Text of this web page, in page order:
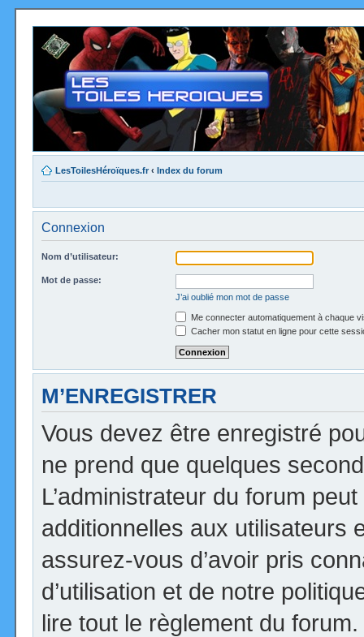
LesToilesHéroïques.fr ‹ Index du forum
Connexion
Nom d’utilisateur:
Mot de passe:
J’ai oublié mon mot de passe
Me connecter automatiquement à chaque
Cacher mon statut en ligne pour cette
M’ENREGISTRER
Vous devez être enregistré
ne prend que quelques
L’administrateur du forum
additionnelles aux utilisateurs
assurez-vous d’avoir pris
d’utilisation et de notre
lire tout le règlement du forum.